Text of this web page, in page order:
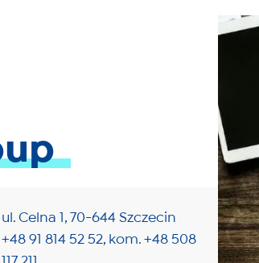
ul. Celna 1, 70-644 Szczecin
+48 91 814 52 52, kom. +48 508